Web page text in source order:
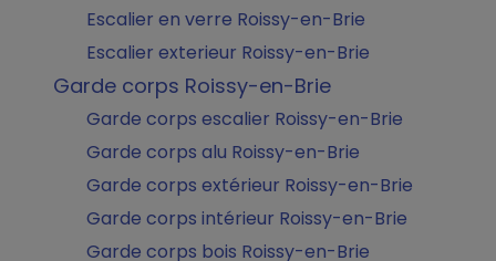
Escalier en verre Roissy-en-Brie
Escalier exterieur Roissy-en-Brie
Garde corps Roissy-en-Brie
Garde corps escalier Roissy-en-Brie
Garde corps alu Roissy-en-Brie
Garde corps extérieur Roissy-en-Brie
Garde corps intérieur Roissy-en-Brie
Garde corps bois Roissy-en-Brie